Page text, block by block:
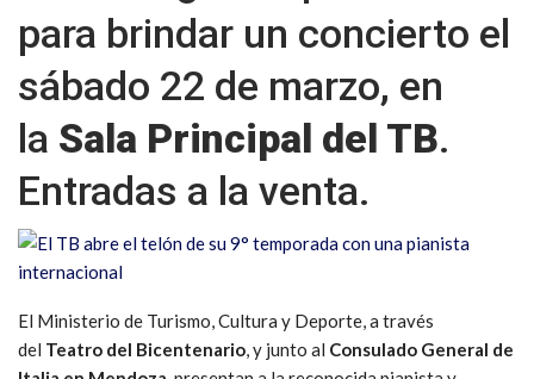
para brindar un concierto el
sábado 22 de marzo, en
la Sala Principal del TB.
Entradas a la venta.
El Ministerio de Turismo, Cultura y Deporte, a través
del Teatro del Bicentenario, y junto al Consulado General de